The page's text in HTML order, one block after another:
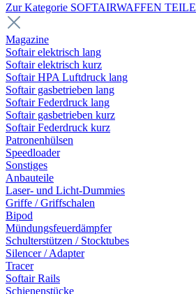
Zur Kategorie SOFTAIRWAFFEN TEILE
Magazine
Softair elektrisch lang
Softair elektrisch kurz
Softair HPA Luftdruck lang
Softair gasbetrieben lang
Softair Federdruck lang
Softair gasbetrieben kurz
Softair Federdruck kurz
Patronenhülsen
Speedloader
Sonstiges
Anbauteile
Laser- und Licht-Dummies
Griffe / Griffschalen
Bipod
Mündungsfeuerdämpfer
Schulterstützen / Stocktubes
Silencer / Adapter
Tracer
Softair Rails
Schienenstücke